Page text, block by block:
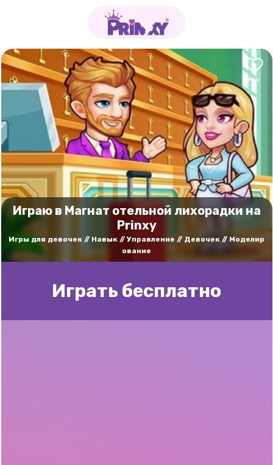
Играю в Магнат отельной лихорадки на
Prinxy
Игры для девочек Навык Управление Девочек
Моделир
ование
Играть бесплатно